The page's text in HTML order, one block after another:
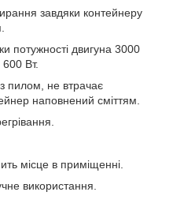
завдяки контейнеру
потужності двигуна 3000
600 Вт.
пилом, не втрачає
наповнений сміттям.
місце в приміщенні.
використання.